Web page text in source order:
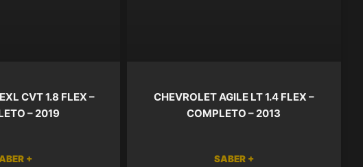
CVT 1.8 FLEX –
– 2019
+
CHEVROLET AGILE LT 1.4 FLEX –
COMPLETO – 2013
SABER +